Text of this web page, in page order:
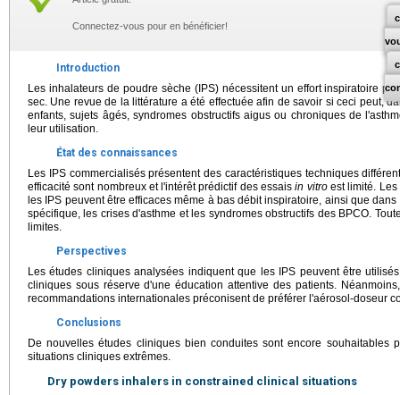
Connectez-vous pour en bénéficier!
Introduction
Les inhalateurs de poudre sèche (IPS) nécessitent un effort inspiratoire
sec. Une revue de la littérature a été effectuée afin de savoir si ceci peut,
enfants, sujets âgés, syndromes obstructifs aigus ou chroniques de
leur utilisation.
État des connaissances
Les IPS commercialisés présentent des caractéristiques techniques
efficacité sont nombreux et l'intérêt prédictif des essaisin vitroest limité. Les
les IPS peuvent être efficaces même à bas débit inspiratoire, ainsi que
spécifique, les crises d'asthme et les syndromes obstructifs des BPCO.
limites.
Perspectives
Les études cliniques analysées indiquent que les IPS peuvent être
cliniques sous réserve d'une éducation attentive des patients.
recommandations internationales préconisent de préférer l'aérosol-doseur
Conclusions
De nouvelles études cliniques bien conduites sont encore souhaitables
situations cliniques extrêmes.
Dry powders inhalers in constrained clinical situations